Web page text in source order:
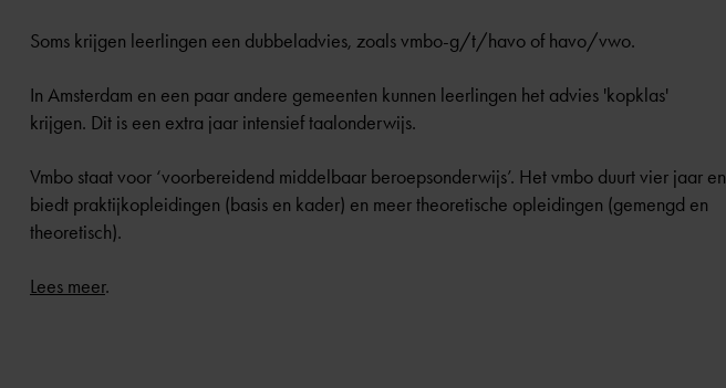
Soms krijgen leerlingen een dubbeladvies, zoals vmbo-g/t/havo of havo/vwo.
In Amsterdam en een paar andere gemeenten kunnen leerlingen het advies 'kopklas'
krijgen. Dit is een extra jaar intensief taalonderwijs.
Vmbo staat voor ‘voorbereidend middelbaar beroepsonderwijs’. Het vmbo duurt vier jaar en
biedt praktijkopleidingen (basis en kader) en meer theoretische opleidingen (gemengd en
theoretisch).
Lees meer.